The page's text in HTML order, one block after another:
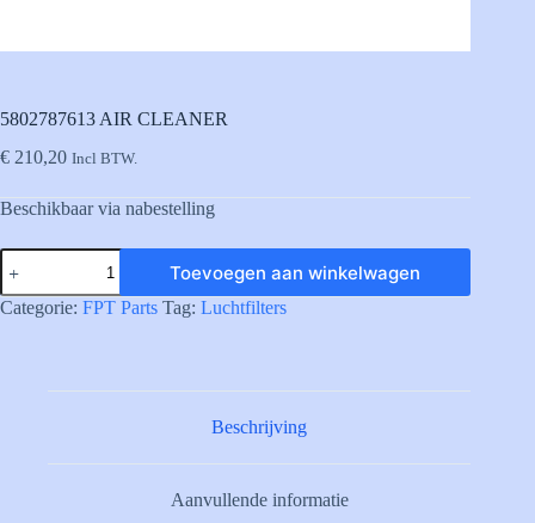
5802787613 AIR CLEANER
€ 210,20 Incl BTW.
Beschikbaar via nabestelling
5802787613
AIR
CLEANER
aantal
Toevoegen aan winkelwagen
Categorie: FPT Parts Tag: Luchtfilters
Beschrijving
Aanvullende informatie